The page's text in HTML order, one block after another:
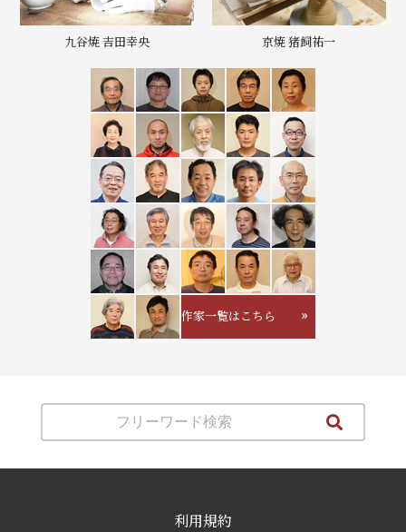
九谷焼 吉田幸央 京焼 猪飼祐一
作家一覧はこちら
利用規約